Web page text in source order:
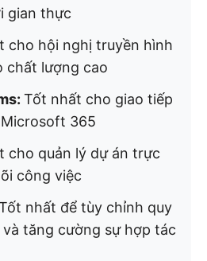
gian thực
cho hội nghị truyền hình
chất lượng cao
Tốt nhất cho giao tiếp
365
cho quản lý dự án trực
công việc
nhất để tùy chỉnh quy
tăng cường sự hợp tác